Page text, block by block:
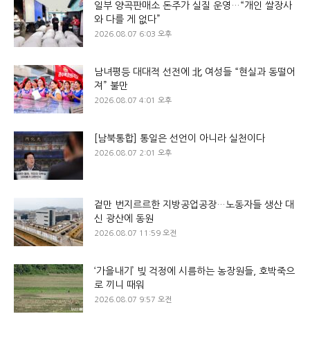
일부 양곡판매소 돈주가 실질 운영…“개인 쌀장사
와 다를 게 없다”
2026.08.07 6:03 오후
남녀평등 대대적 선전에 北 여성들 “현실과 동떨어
져” 불만
2026.08.07 4:01 오후
[남북통합] 통일은 선언이 아니라 실천이다
2026.08.07 2:01 오후
겉만 번지르르한 지방공업공장…노동자들 생산 대
신 광산에 동원
2026.08.07 11:59 오전
‘가을내기’ 빚 걱정에 시름하는 농장원들, 호박죽으
로 끼니 때워
2026.08.07 9:57 오전